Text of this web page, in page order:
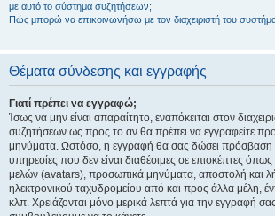
με αυτό το σύστημα συζητήσεων;
Πώς μπορώ να επικοινωνήσω με τον διαχειριστή του
Θέματα σύνδεσης και εγγραφής
Γιατί πρέπει να εγγραφώ;
Ίσως να μην είναι απαραίτητο, εναπόκειται στον
συζητήσεων ως προς το αν θα πρέπει να εγγραφείτε
μηνύματα. Ωστόσο, η εγγραφή θα σας δώσει πρόσβαση
υπηρεσίες που δεν είναι διαθέσιμες σε επισκέπτες
μελών (avatars), προσωπικά μηνύματα, αποστολή και
ηλεκτρονικού ταχυδρομείου από και προς άλλα μέλη,
κλπ. Χρειάζονται μόνο μερικά λεπτά για την εγγραφή